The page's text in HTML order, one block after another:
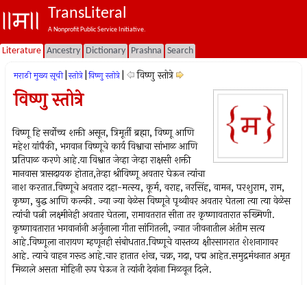
TransLiteral
A Nonprofit Public Service Initiative.
Literature Ancestry Dictionary Prashna Search
मराठी मुख्य सूची स्तोत्रे विष्णु स्तोत्रे विष्णु स्तोत्रे
विष्णु स्तोत्रे
विष्णू हि सर्वोच्च शक्ती असून, त्रिमूर्ती ब्रह्मा, विष्णू आणि
महेश यांपैकी, भगवान विष्णूचे कार्य विश्वाचा सांभाळ आणि
प्रतिपाळ करणे आहे.या विश्वात जेव्हा जेव्हा राक्षसी शक्ती
मानवास त्रासदायक होतात,तेव्हा श्रीविष्णू अवतार घेऊन त्यांचा
नाश करतात.विष्णूचे अवतार दहा-मत्स्य, कूर्म, वराह, नरसिंह, वामन, परशुराम, राम,
कृष्ण, बुद्ध आणि कल्की. ज्या ज्या वेळेस विष्णूने पृथ्वीवर अवतार घेतला त्या त्या वेळेस
त्यांची पत्नी लक्ष्मीनेही अवतार घेतला, रामावतरात सीता तर कृष्णावतारात रुख्मिणी.
कृष्णावतारात भगवानांनी अर्जुनाला गीता सांगितली, ज्यात जीवनातील अंतीम सत्य
आहे.विष्णूला नारायण म्हणूनही संबोधतात.विष्णूचे वास्तव्य क्षीरसागरात शेशनागावर
आहे. त्याचे वाहन गरूड आहे.चार हातात शंख, चक्र, गदा, पद्म आहेत.समुद्रमंथनात अमृत
मिळाले असता मोहिनी रूप घेऊन ते त्यांनी देवांना मिळवून दिले.